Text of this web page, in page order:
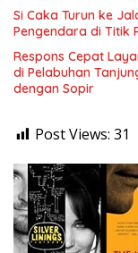
Si Caka Turun ke
Pengendara di Titik
Respons Cepat
di Pelabuhan
dengan Sopir
Post Views: 31